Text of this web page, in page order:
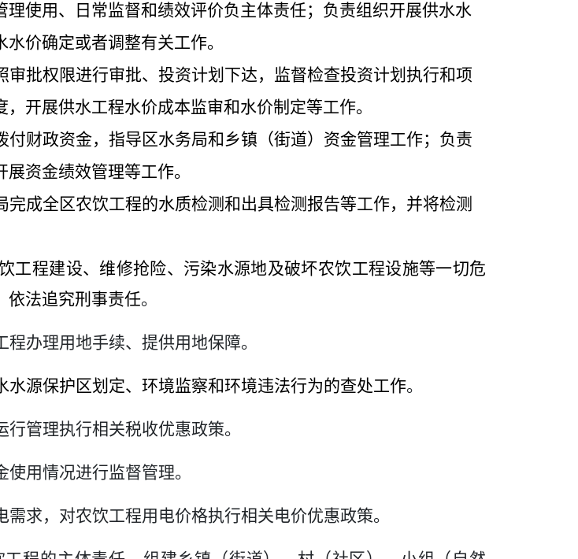
使用、日常监督和绩效评价负主体责任；负责组织开展供水水
价确定或者调整有关工作。
审批权限进行审批、投资计划下达，监督检查投资计划执行和项
开展供水工程水价成本监审和水价制定等工作。
付财政资金，指导区水务局和乡镇（街道）资金管理工作；负责
资金绩效管理等工作。
完成全区农饮工程的水质检测和出具检测报告等工作，并将检测
工程建设、维修抢险、污染水源地及破坏农饮工程设施等一切危
依法追究刑事责任。
程办理用地手续、 提供用地保障。
水源保护区划定、环境监察和环境违法行为的查处工作。
行管理执行相关税收优惠政策。
用情况进行监督管理。
求，对农饮工程用电价格执行相关电价优惠政策。